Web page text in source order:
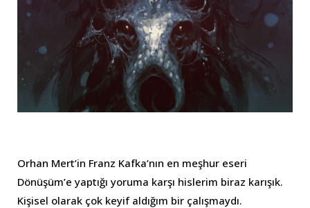
Orhan Mert’in Franz Kafka’nın en meşhur eseri
Dönüşüm’e yaptığı yoruma karşı hislerim biraz karışık.
Kişisel olarak çok keyif aldığım bir çalışmaydı.